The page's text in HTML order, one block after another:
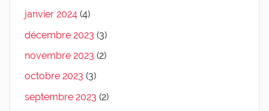
janvier 2024 (4)
décembre 2023 (3)
novembre 2023 (2)
octobre 2023 (3)
septembre 2023 (2)